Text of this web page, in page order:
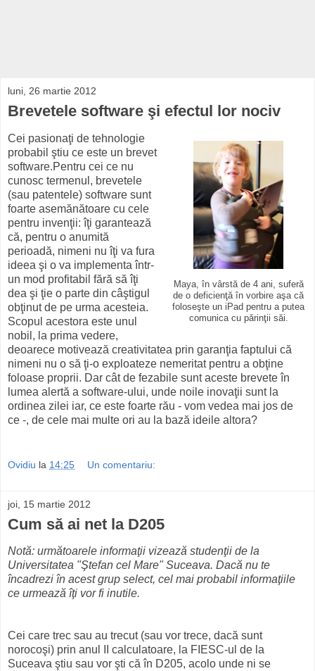
luni, 26 martie 2012
Brevetele software şi efectul lor nociv
Maya, în vârstă de 4 ani, suferă
de o deficienţă în vorbire aşa că
foloseşte un iPad pentru a putea
comunica cu părinţii săi.
Cei pasionaţi de tehnologie
probabil ştiu ce este un brevet
software.Pentru cei ce nu
cunosc termenul, brevetele
(sau patentele) software sunt
foarte asemănătoare cu cele
pentru invenţii: îţi garantează
că, pentru o anumită
perioadă, nimeni nu îţi va fura
ideea şi o va implementa într-
un mod profitabil fără să îţi
dea şi ţie o parte din câştigul
obţinut de pe urma acesteia.
Scopul acestora este unul
nobil, la prima vedere,
deoarece motivează creativitatea prin garanţia faptului că
nimeni nu o să ţi-o exploateze nemeritat pentru a obţine
foloase proprii. Dar cât de fezabile sunt aceste brevete în
lumea alertă a software-ului, unde noile inovaţii sunt la
ordinea zilei iar, ce este foarte rău - vom vedea mai jos de
ce -, de cele mai multe ori au la bază ideile altora?
Ovidiu la 14:25 Un comentariu:
joi, 15 martie 2012
Cum să ai net la D205
Notă: următoarele informaţii vizează studenţii de la
Universitatea "Ştefan cel Mare" Suceava. Dacă nu te
încadrezi în acest grup select, cel mai probabil informaţiile
ce urmează îţi vor fi inutile.
Cei care trec sau au trecut (sau vor trece, dacă sunt
norocoşi) prin anul II calculatoare, la FIESC-ul de la
Suceava ştiu sau vor şti că în D205, acolo unde ni se